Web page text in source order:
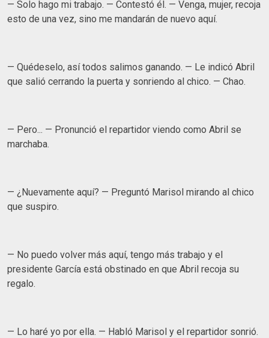
— Solo hago mi trabajo. — Contestó él. — Venga, mujer, recoja
esto de una vez, sino me mandarán de nuevo aquí.
— Quédeselo, así todos salimos ganando. — Le indicó Abril
que salió cerrando la puerta y sonriendo al chico. — Chao.
— Pero... — Pronunció el repartidor viendo como Abril se
marchaba.
— ¿Nuevamente aquí? — Preguntó Marisol mirando al chico
que suspiro.
— No puedo volver más aquí, tengo más trabajo y el
presidente García está obstinado en que Abril recoja su
regalo.
— Lo haré yo por ella. — Habló Marisol y el repartidor sonrió.